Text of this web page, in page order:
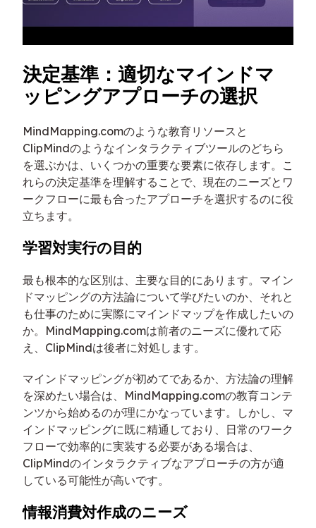
決定基準：適切なマインドマ
ッピングアプローチの選択
MindMapping.comのような教育リソースと
ClipMindのようなインタラクティブツールのどちら
を選ぶかは、いくつかの重要な要素に依存します。こ
れらの決定基準を理解することで、現在のニーズとワ
ークフローに最も合ったアプローチを選択するのに役
立ちます。
学習対実行の目的
最も根本的な区別は、主要な目的にあります。マイン
ドマッピングの方法論について学びたいのか、それと
も仕事のために実際にマインドマップを作成したいの
か。MindMapping.comは前者のニーズに優れて応
え、ClipMindは後者に対処します。
マインドマッピングが初めてであるか、方法論の理解
を深めたい場合は、MindMapping.comの教育コンテ
ンツから始めるのが理にかなっています。しかし、マ
インドマッピングに既に精通しており、日常のワーク
フローで効率的に実装する必要がある場合は、
ClipMindのインタラクティブなアプローチの方が適
している可能性が高いです。
情報消費対作成のニーズ